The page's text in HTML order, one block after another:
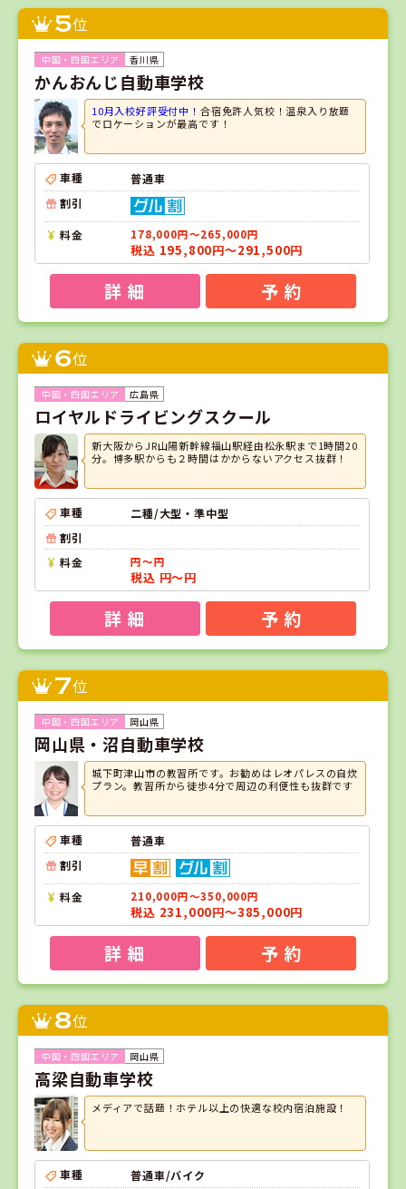
5位
香川県
かんおんじ自動車学校
10月入校好評受付中！ 合宿免許人気校！温泉入り放題
でロケーションが最高です！
車種
普通車
割引
料金 178,000円～265,000円
税込 195,800円～291,500円
詳 細 予 約
6位
広島県
ロイヤルドライビングスクール
新大阪からJR山陽新幹線福山駅経由松永駅まで1時間20
分。博多駅からも２時間はかからないアクセス抜群！
車種
二種/大型・準中型
割引
料金
円～円
税込 円～円
詳 細 予 約
7位
岡山県
岡山県・沼自動車学校
城下町津山市の教習所です。お勧めはレオパレスの自炊
プラン。教習所から徒歩4分で周辺の利便性も抜群です
車種
普通車
割引
料金 210,000円～350,000円
税込 231,000円～385,000円
詳 細 予 約
8位
岡山県
高梁自動車学校
メディアで話題！ホテル以上の快適な校内宿泊施設！
車種
普通車/バイク